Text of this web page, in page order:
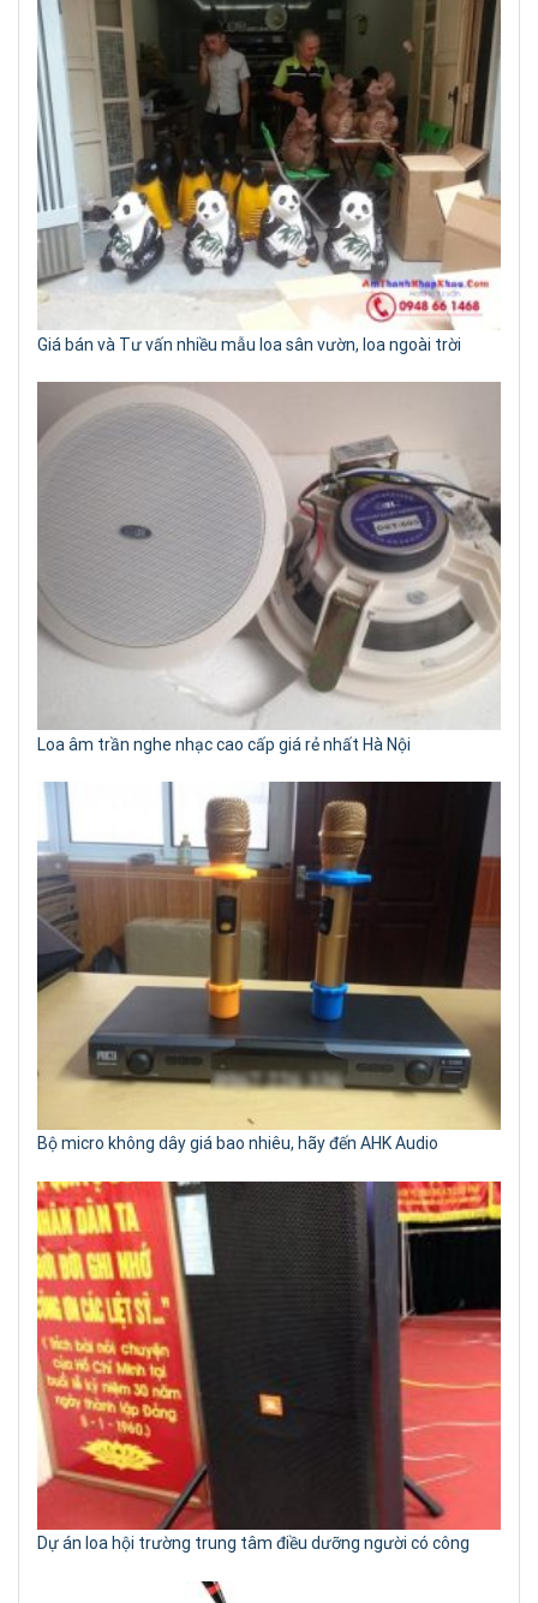
Giá bán và Tư vấn nhiều mẫu loa sân vườn, loa ngoài trời
Loa âm trần nghe nhạc cao cấp giá rẻ nhất Hà Nội
Bộ micro không dây giá bao nhiêu, hãy đến AHK Audio
Dự án loa hội trường trung tâm điều dưỡng người có công